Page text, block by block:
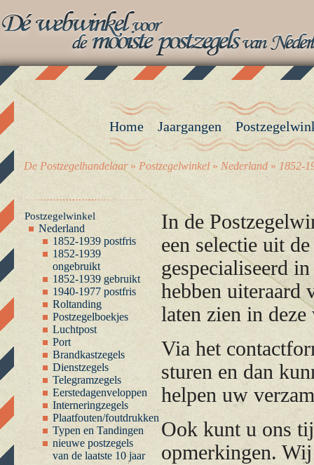
Postzegelwinkel
Nederland
1852-1939 postfris
1852-1939
ongebruikt
1852-1939 gebruikt
1940-1977 postfris
Roltanding
Postzegelboekjes
Luchtpost
Port
Brandkastzegels
Dienstzegels
Telegramzegels
Eerstedagenveloppen
Interneringzegels
Plaatfouten/foutdrukken
Typen en Tandingen
nieuwe postzegels
van de laatste 10 jaar
In de
een selectie uit
gespecialiseerd
hebben uiteraard
laten zien in
Via het
sturen en dan
helpen uw
Ook kunt u ons
opmerkingen.
Home Jaargangen
De Postzegelhandelaar» Postzegelwinkel » Nederland » 1852-